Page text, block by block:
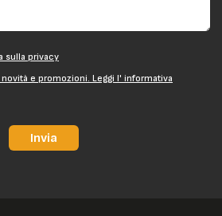
sulla privacy
e promozioni. Leggi l' informativa
Invia